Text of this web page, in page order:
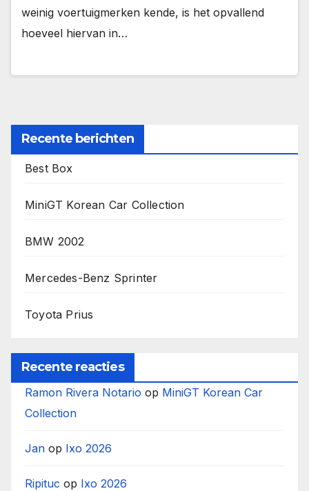
weinig voertuigmerken kende, is het opvallend
hoeveel hiervan in…
Recente berichten
Best Box
MiniGT Korean Car Collection
BMW 2002
Mercedes-Benz Sprinter
Toyota Prius
Recente reacties
Ramon Rivera Notario op MiniGT Korean Car
Collection
Jan op Ixo 2026
Ripituc op Ixo 2026